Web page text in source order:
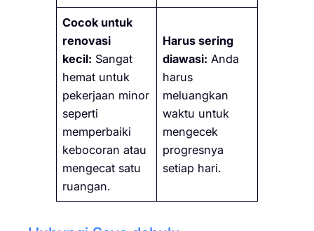
Cocok untuk
renovasi
kecil: Sangat
hemat untuk
pekerjaan minor
seperti
memperbaiki
kebocoran atau
mengecat satu
ruangan.
Harus sering
diawasi: Anda
harus
meluangkan
waktu untuk
mengecek
progresnya
setiap hari.